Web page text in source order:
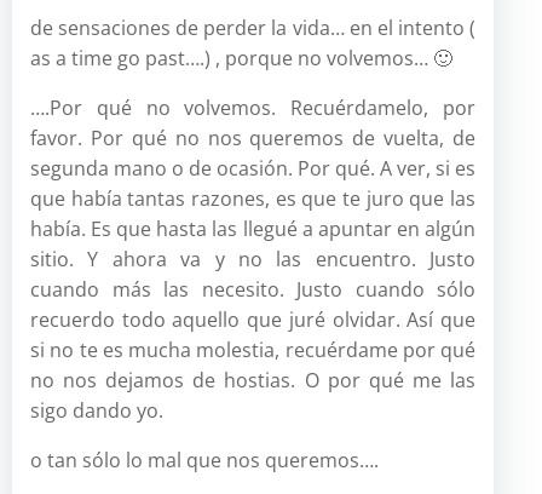
de sensaciones de perder la vida… en el intento (
as a time go past….) , porque no volvemos… 🙂
….Por qué no volvemos. Recuérdamelo, por
favor. Por qué no nos queremos de vuelta, de
segunda mano o de ocasión. Por qué. A ver, si es
que había tantas razones, es que te juro que las
había. Es que hasta las llegué a apuntar en algún
sitio. Y ahora va y no las encuentro. Justo
cuando más las necesito. Justo cuando sólo
recuerdo todo aquello que juré olvidar. Así que
si no te es mucha molestia, recuérdame por qué
no nos dejamos de hostias. O por qué me las
sigo dando yo.
o tan sólo lo mal que nos queremos….